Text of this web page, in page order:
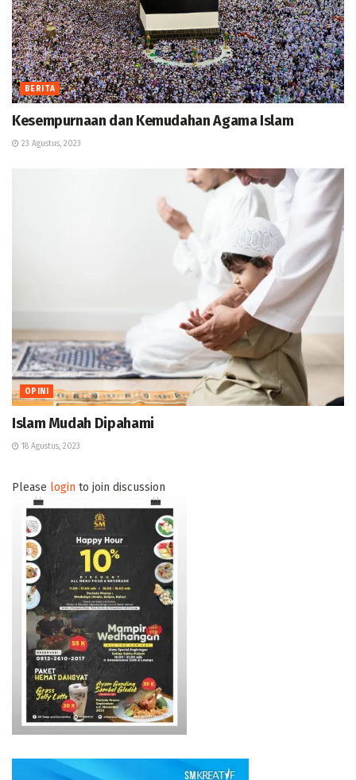
BERITA
Kesempurnaan dan Kemudahan Agama Islam
23 Agustus, 2023
OPINI
Islam Mudah Dipahami
18 Agustus, 2023
Please login to join discussion